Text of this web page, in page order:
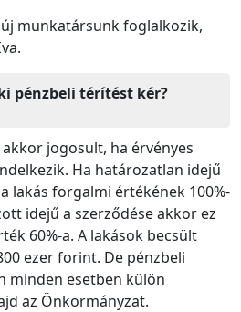
munkatársunk foglalkozik,
pénzbeli térítést kér?
jogosult, ha érvényes
Ha határozatlan idejű
lakás forgalmi értékének 100%-
idejű a szerződése akkor ez
60%-a. A lakások becsült
ezer forint. De pénzbeli
minden esetben külön
az Önkormányzat.